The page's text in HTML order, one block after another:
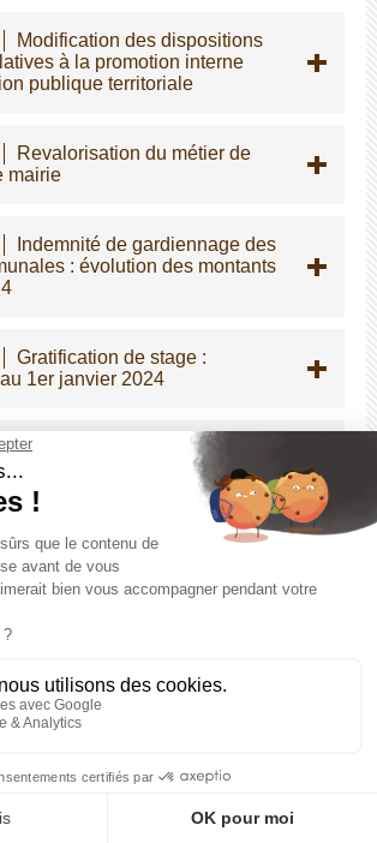
Modification des dispositions
à la promotion interne
publique territoriale
Revalorisation du métier de
mairie
Indemnité de gardiennage des
: évolution des montants
Gratification de stage :
1er janvier 2024
Parution du rapport annuel
de la fonction publique
Ateliers Réseau de Secrétaire
retour sur les rencontres sur le
épreuve écrite
pour le concours interne
Modifications des dispositions
à certains cadres
police municipale